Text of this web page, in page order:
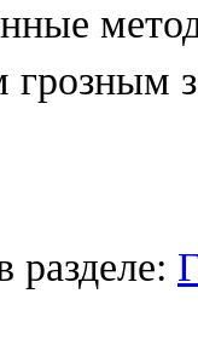
грозным